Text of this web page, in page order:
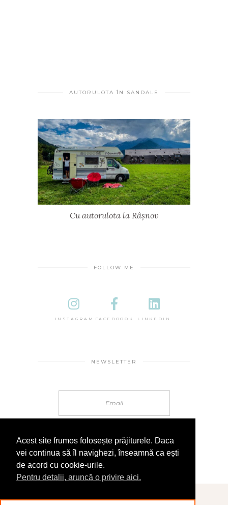
AUTORULOTA ÎN SANDALE
Cu autorulota la Râșnov
FOLLOW ME
INSTAGRAM FACEBOOOK LINKEDIN
NEWSLETTER
© 2025 În Sandale
Acest site frumos folosește prăjiturele. Daca
vei continua să îl navighezi, înseamnă ca ești
de acord cu cookie-urile.
Pentru detalii, aruncă o privire aici.